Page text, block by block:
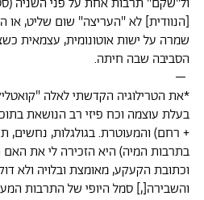
ול"שקם" תרבות אחת על פני השניה
[הנוודית] לא "העריצה" שום שליט, או
שמרה על ישות אוטונומית, עצמאית
הסביבה שבה חיתה.
–
*את הטרילוגיה הקדשתי לאלה
בעלת עוצמה וכח פיזי רב הנושאת
+ רחם) והמעוטרת. בגולגלות, נחשים,
בתרבות המיה) היא הזכירה לי את
וכתובת הקעקע, מאומצת ובלויה ולא
והשבירה[,] סמל היופי של התרבות